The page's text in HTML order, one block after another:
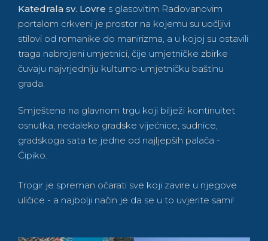
Katedrala sv. Lovre s glasovitim Radovanovim
portalom crkveni je prostor na kojemu su uočljivi
stilovi od romanike do manirizma, a u kojoj su ostavili
traga nabrojeni umjetnici, čije umjetničke zbirke
čuvaju najvrjedniju kulturno-umjetničku baštinu
grada.
Smještena na glavnom trgu koji bilježi kontinuitet
osnutka, nedaleko gradske vijećnice, sudnice,
gradskoga sata te jedne od najljepših palača -
Ćipiko.
Trogir je spreman očarati sve koji zavire u njegove
uličice - a najbolji način je da se u to uvjerite sami!